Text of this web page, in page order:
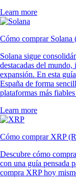
Learn more
Cómo comprar Solana
Solana sigue
destacadas del
expansión. En esta
España de forma
plataformas más
Learn more
Cómo comprar XRP
Descubre cómo
con una guía pensada
compra XRP hoy